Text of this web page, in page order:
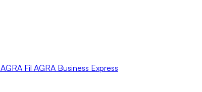
AGRA Fil AGRA Business Express